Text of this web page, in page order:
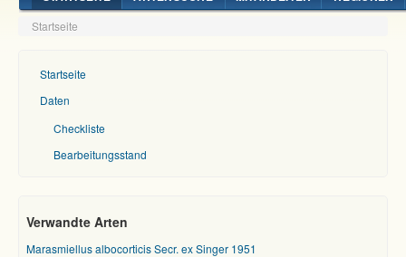
Startseite
Startseite
Daten
Checkliste
Bearbeitungsstand
Verwandte Arten
Marasmiellus albocorticis Secr. ex Singer 1951